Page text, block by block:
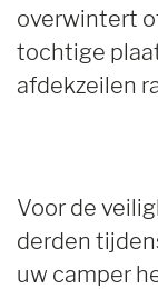
overwintert
tochtige
afdekzeilen
Voor de
derden
uw camper